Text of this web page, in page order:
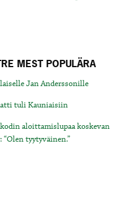
MEST POPULÄRA
Jan Anderssonille
tuli Kauniaisiin
aloittamislupaa koskevan
tyytyväinen.”